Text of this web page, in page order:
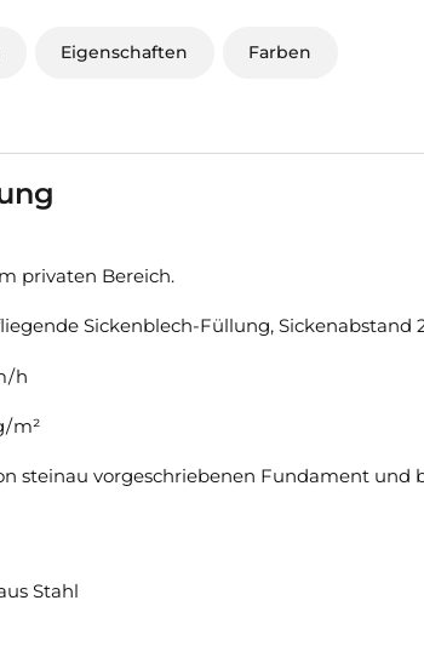
Eigenschaften Farben
privaten Bereich.
Sickenblech-Füllung, Sickenabstand
/ h
m²
steinau vorgeschriebenen Fundament und
Stahl